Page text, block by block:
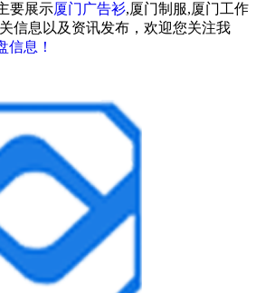
要展示厦门广告衫,厦门制服,厦门工作
信息以及资讯发布，欢迎您关注我
信息！